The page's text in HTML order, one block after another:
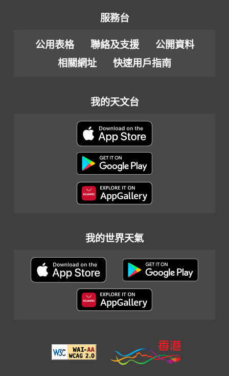
服務台
公用表格 聯絡及支援
公開資料
相關網址
快速用戶指南
我的天文台
我的世界天氣